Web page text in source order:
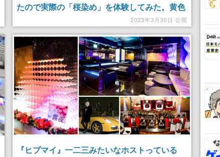
たので実際の「桜染め」を体験してみた。黄色
い桜の木材に秘められた、花びらにも負けない
鮮やかなピンクに感動した話
2023年3月30日 公開
『ヒプマイ』一二三みたいなホストっている